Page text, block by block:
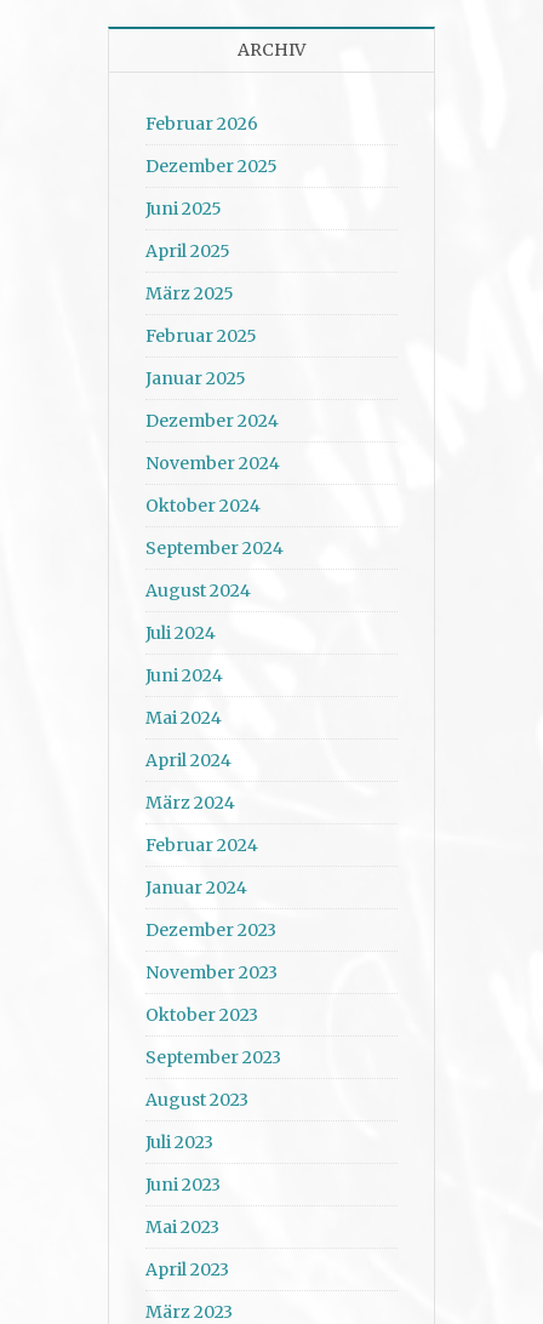
ARCHIV
Februar 2026
Dezember 2025
Juni 2025
April 2025
März 2025
Februar 2025
Januar 2025
Dezember 2024
November 2024
Oktober 2024
September 2024
August 2024
Juli 2024
Juni 2024
Mai 2024
April 2024
März 2024
Februar 2024
Januar 2024
Dezember 2023
November 2023
Oktober 2023
September 2023
August 2023
Juli 2023
Juni 2023
Mai 2023
April 2023
März 2023